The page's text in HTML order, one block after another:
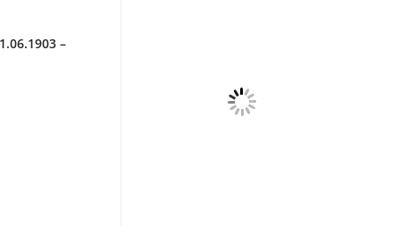
–
Декрет про відзначення
Великодня і всіх рухомих